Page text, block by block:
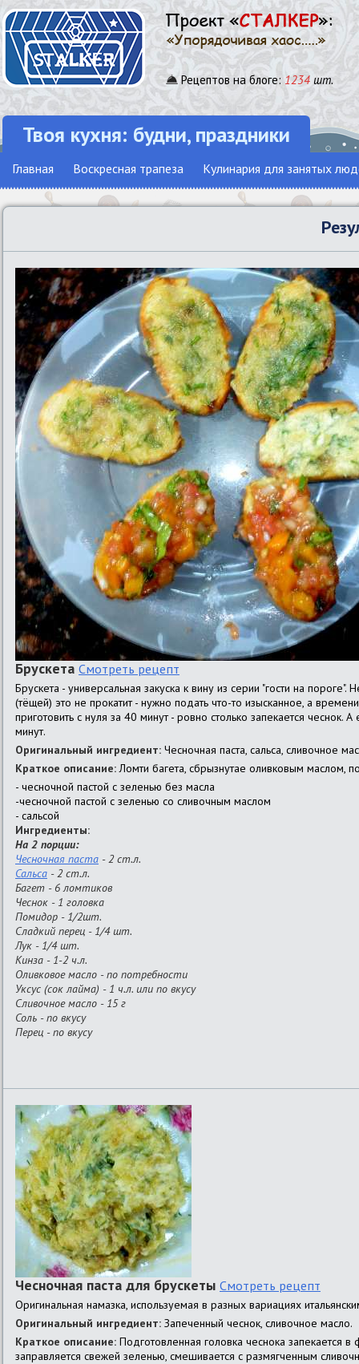
Рецептов на блоге:1234 шт.
Твоя кухня: будни, праздники
Главная Воскресная трапеза Кулинария для занятых
Брускета Смотреть рецепт
Брускета - универсальная закуска к вину из серии "гости на
(тёщей) это не прокатит - нужно подать что-то изысканное, а
приготовить с нуля за 40 минут - ровно столько запекается чеснок.
минут.
Оригинальный ингредиент: Чесночная паста, сальса, сливочное
Краткое описание:Ломти багета, сбрызнутае оливковым маслом,
- чесночной пастой с зеленью без масла
-чесночной пастой с зеленью со сливочным маслом
- сальсой
Ингредиенты:
На 2 порции:
Чесночная паста - 2 ст.л.
Сальса - 2 ст.л.
Багет - 6 ломтиков
Чеснок - 1 головка
Помидор - 1/2шт.
Сладкий перец - 1/4 шт.
Лук - 1/4 шт.
Кинза - 1-2 ч.л.
Оливковое масло - по потребности
Уксус (сок лайма) - 1 ч.л. или по вкусу
Сливочное масло - 15 г
Соль - по вкусу
Перец - по вкусу
Чесночная паста для брускеты Смотреть рецепт
Оригинальная намазка, используемая в разных вариациях
Оригинальный ингредиент: Запеченный чеснок, сливочное масло.
Краткое описание: Подготовленная головка чеснока запекается
заправляется свежей зеленью, смешивается с размягченным